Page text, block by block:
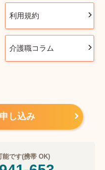
利用規約
介護職コラム
し込み
能です(携帯 OK)